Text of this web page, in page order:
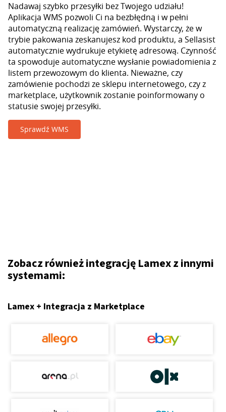
Nadawaj szybko przesyłki bez Twojego udziału!
Aplikacja WMS pozwoli Ci na bezbłędną i w pełni
automatyczną realizację zamówień. Wystarczy, że w
trybie pakowania zeskanujesz kod produktu, a Sellasist
automatycznie wydrukuje etykietę adresową. Czynność
ta spowoduje automatyczne wysłanie powiadomienia z
listem przewozowym do klienta. Nieważne, czy
zamówienie pochodzi ze sklepu internetowego, czy z
marketplace, użytkownik zostanie poinformowany o
statusie swojej przesyłki.
Sprawdź WMS
Zobacz również integrację Lamex z innymi
systemami:
Lamex + Integracja z Marketplace